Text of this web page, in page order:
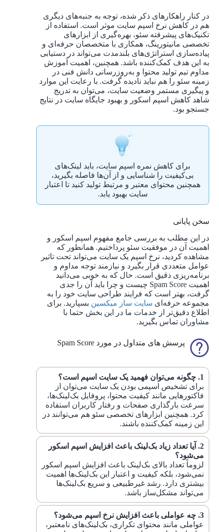
در کنار راهکارهای ذکر شده، توجه به جنبه‌های دیگری
هم در کاهش نرخ اسپم سایت موثر است. استفاده از
تکنیک‌های پیشرفته سئو، بهره‌گیری از ابزارهای
تخصصی مانیتورینگ، همکاری با متخصصان حرفه‌ای و
پیاده‌سازی استراتژی‌های بلندمدت می‌تواند در دستیابی
به این هدف کمک‌کننده باشد. همچنین، اهمیت آموزش
مداوم تیم تولید محتوا و به‌روزرسانی دانش فنی در
زمینه سئو را هم نباید نادیده گرفت. با رعایت این موارد
و پیگیری مستمر وضعیت سایت، می‌توان به تدریج
شاهد کاهش اسپم اسکور و بهبود جایگاه سایت در نتایج
جستجو بود.
برای کاهش نمره اسپم سایت، باید لینک‌های
بی‌کیفیت را شناسایی و از آن‌ها فاصله بگیرید،
همچنین محتوای معتبر و مرتبط تولید کنید تا اعتبار
سایت بهبود یابد.
سخن پایانی
در این مطلب به بررسی جامع مفهوم اسپم اسکور و
اهمیت آن در موفقیت سئو پرداختیم. همانطور که
مشاهده کردید، نرخ اسپم یک سایت می‌تواند تحت تاثیر
عوامل متعددی قرار بگیرد و نیازمند توجه مداوم و
برنامه‌ریزی دقیق است. حال که به خوبی می‌دانید
اهمیت Spam Score چیست و چرا باید آن را جدی
گرفت، بهتر است که فرایند طراحی سایت خود را به
مجموعه حرفه‌ای سایت ساز میکسین بسپارید. برای
اطلاع دقیق‌تر از خدمات ما در این بخش حتما با
مشاوران تماس بگیرید.
پرسش های متداول در مورد Spam Score
چگونه می‌توان فهمید یک سایت اسپم است؟
برای تشخیص اسپمی بودن یک سایت می‌توان از
فاکتورهایی مانند کیفیت محتوا، پروفایل بک‌لینک‌ها،
سرعت بارگذاری صفحات و رفتار کاربران استفاده
کرد. همچنین ابزارهای تخصصی سئو هم می‌توانند در
این زمینه کمک‌کننده باشند.
آیا تعداد زیاد بک‌لینک باعث افزایش اسپم اسکور
می‌شود؟
لزوماً تعداد بالای بک‌لینک باعث افزایش اسپم اسکور
نمی‌شود، بلکه کیفیت و اعتبار این بک‌لینک‌ها اهمیت
بیشتری دارد. رشد غیرطبیعی و سریع بک‌لینک‌ها
می‌تواند مشکل‌ساز باشد.
چه عواملی باعث افزایش نرخ اسپم می‌شود؟
عواملی مانند محتوای تکراری، بک‌لینک‌های نامعتبر،